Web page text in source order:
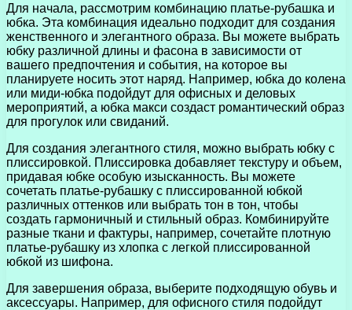
Для начала, рассмотрим комбинацию платье-рубашка и
юбка. Эта комбинация идеально подходит для создания
женственного и элегантного образа. Вы можете выбрать
юбку различной длины и фасона в зависимости от
вашего предпочтения и события, на которое вы
планируете носить этот наряд. Например, юбка до колена
или миди-юбка подойдут для офисных и деловых
мероприятий, а юбка макси создаст романтический образ
для прогулок или свиданий.
Для создания элегантного стиля, можно выбрать юбку с
плиссировкой. Плиссировка добавляет текстуру и объем,
придавая юбке особую изысканность. Вы можете
сочетать платье-рубашку с плиссированной юбкой
различных оттенков или выбрать тон в тон, чтобы
создать гармоничный и стильный образ. Комбинируйте
разные ткани и фактуры, например, сочетайте плотную
платье-рубашку из хлопка с легкой плиссированной
юбкой из шифона.
Для завершения образа, выберите подходящую обувь и
аксессуары. Например, для офисного стиля подойдут